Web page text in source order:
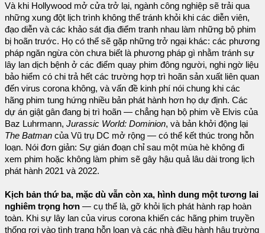
Và khi Hollywood mở cửa trở lại, ngành công nghiệp sẽ trải qua
những xung đột lịch trình không thể tránh khỏi khi các diễn viên,
đạo diễn và các khảo sát địa điểm tranh nhau làm những bộ phim
bị hoãn trước. Họ có thể sẽ gặp những trở ngại khác: các phương
pháp ngăn ngừa còn chưa biết là phương pháp gì nhằm tránh sự
lây lan dịch bệnh ở các điểm quay phim đông người, nghi ngờ liệu
bảo hiểm có chi trả hết các trường hợp trì hoãn sản xuất liên quan
đến virus corona không, và vấn đề kinh phí nói chung khi các
hãng phim tung hứng nhiều bản phát hành hơn họ dự định. Các
dự án giật gân đang bị trì hoãn — chẳng hạn bộ phim về Elvis của
Baz Luhrmann, Jurassic World: Dominion, và bản khởi động lại
The Batman của Vũ trụ DC mở rộng — có thể kết thúc trong hỗn
loạn. Nói đơn giản: Sự gián đoạn chỉ sau một mùa hè không đi
xem phim hoặc không làm phim sẽ gây hậu quả lâu dài trong lịch
phát hành 2021 và 2022.
Kịch bản thứ ba, mặc dù vẫn còn xa, hình dung một tương lai
nghiêm trọng hơn — cụ thể là, gỡ khỏi lịch phát hành rạp hoàn
toàn. Khi sự lây lan của virus corona khiến các hãng phim truyền
thống rơi vào tình trạng hỗn loạn và các nhà điều hành hậu trường